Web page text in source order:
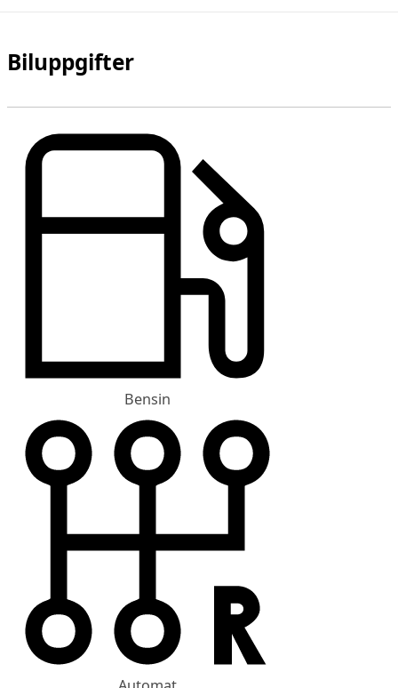
Biluppgifter
Bensin